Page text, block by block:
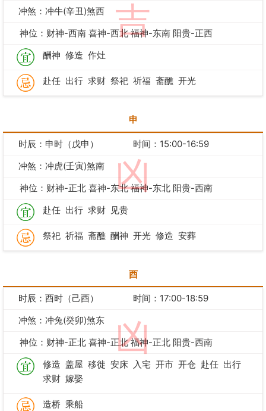
吉
冲煞：冲牛(辛丑)煞西
神位：财神-西南 喜神-西北 福神-东南 阳贵-正西
酬神 修造 作灶
赴任 出行 求财 祭祀 祈福 斋醮 开光
申
凶
时辰：申时（戊申）
时间：15:00-16:59
冲煞：冲虎(壬寅)煞南
神位：财神-正北 喜神-东北 福神-东北 阳贵-西南
赴任 出行 求财 见贵
祭祀 祈福 斋醮 酬神 开光 修造 安葬
酉
凶
时辰：酉时（己酉）
时间：17:00-18:59
冲煞：冲兔(癸卯)煞东
神位：财神-正北 喜神-正北 福神-正北 阳贵-西南
修造 盖屋 移徙 安床 入宅 开市 开仓 赴任 出行
求财 嫁娶
造桥 乘船